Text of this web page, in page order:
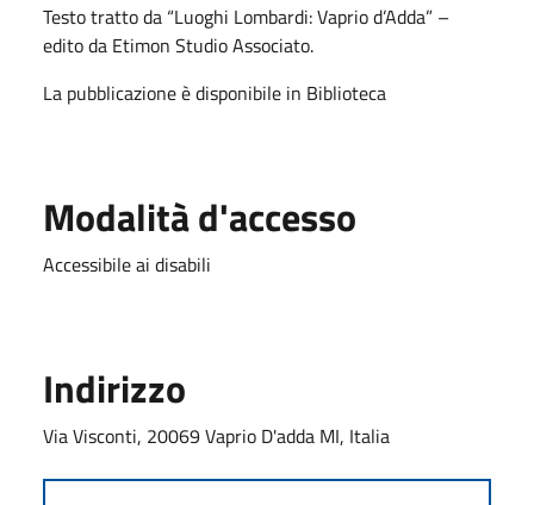
Testo tratto da “Luoghi Lombardi: Vaprio d’Adda” –
edito da Etimon Studio Associato.
La pubblicazione è disponibile in Biblioteca
Modalità d'accesso
Accessibile ai disabili
Indirizzo
Via Visconti, 20069 Vaprio D'adda MI, Italia